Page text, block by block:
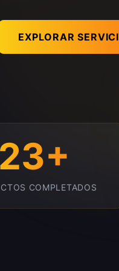
EXPLORAR
COMPLETADOS